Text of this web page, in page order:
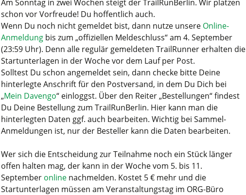
Am Sonntag in zwei Wochen steigt der TrailRunBerlin. Wir platzen
schon vor Vorfreude! Du hoffentlich auch.
Wenn Du noch nicht gemeldet bist, dann nutze unsere Online-
Anmeldung bis zum „offiziellen Meldeschluss“ am 4. September
(23:59 Uhr). Denn alle regulär gemeldeten TrailRunner erhalten die
Startunterlagen in der Woche vor dem Lauf per Post.
Solltest Du schon angemeldet sein, dann checke bitte Deine
hinterlegte Anschrift für den Postversand, in dem Du Dich bei
„Mein Davengo“ einloggst. Über den Reiter „Bestellungen“ findest
Du Deine Bestellung zum TrailRunBerlin. Hier kann man die
hinterlegten Daten ggf. auch bearbeiten. Wichtig bei Sammel-
Anmeldungen ist, nur der Besteller kann die Daten bearbeiten.
Wer sich die Entscheidung zur Teilnahme noch ein Stück länger
offen halten mag, der kann in der Woche vom 5. bis 11.
September online nachmelden. Kostet 5 € mehr und die
Startunterlagen müssen am Veranstaltungstag im ORG-Büro